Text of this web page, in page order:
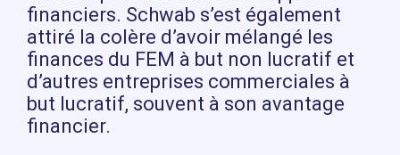
financiers. Schwab s’est également
attiré la colère d’avoir mélangé les
finances du FEM à but non lucratif et
d’autres entreprises commerciales à
but lucratif, souvent à son avantage
financier.